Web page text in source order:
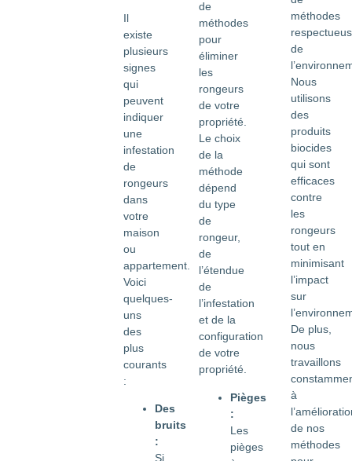
Il
existe
plusieurs
signes
qui
peuvent
indiquer
une
infestation
de
rongeurs
dans
votre
maison
ou
appartement.
Voici
quelques-
uns
des
plus
courants
:
Des
bruits
:
Si
de
méthodes
pour
éliminer
les
rongeurs
de votre
propriété.
Le choix
de la
méthode
dépend
du type
de
rongeur,
de
l’étendue
de
l’infestation
et de la
configuration
de votre
propriété.
Pièges
:
Les
pièges
méthodes
de
Nous
utilisons
des
produits
biocides
qui sont
efficaces
contre
les
rongeurs
tout en
minimisant
l’impact
sur
De plus,
nous
travaillons
à
de nos
méthodes